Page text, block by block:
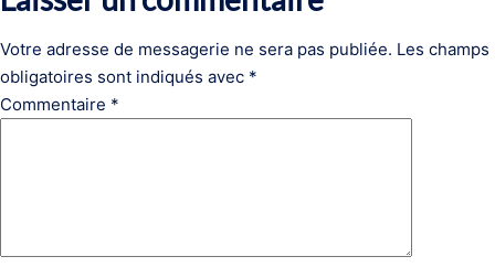
Votre adresse de messagerie ne sera pas publiée. Les champs
obligatoires sont indiqués avec *
Commentaire *